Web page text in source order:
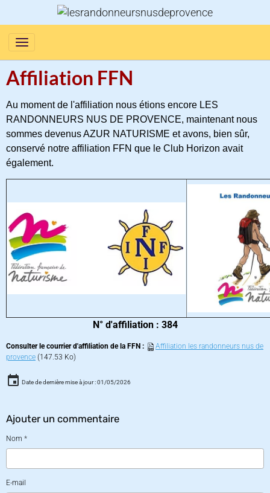
Affiliation FFN
Au moment de l'affiliation nous étions encore LES
RANDONNEURS NUS DE PROVENCE, maintenant nous
sommes devenus AZUR NATURISME et avons, bien sûr,
conservé notre affiliation FFN que le Club Horizon avait
également.
N° d'affiliation : 384
Consulter le courrier d'affiliation de la FFN :
Affiliation les randonneurs nus de
provence (147.53 Ko)
Date de dernière mise à jour : 01/05/2026
Ajouter un commentaire
Nom
E-mail